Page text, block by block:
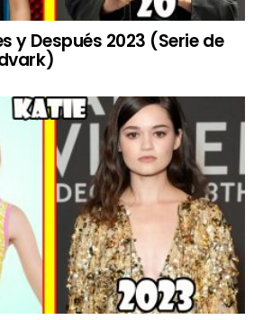
y Después 2023 (Serie de